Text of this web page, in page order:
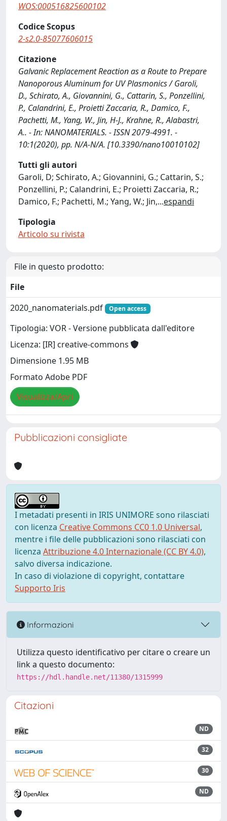
WOS:000516825600102
Codice Scopus
2-s2.0-85077606015
Citazione
Galvanic Replacement Reaction as a Route to Prepare
Nanoporous Aluminum for UV Plasmonics / Garoli,
D., Schirato, A., Giovannini, G., Cattarin, S., Ponzellini,
P., Calandrini, E., Proietti Zaccaria, R., Damico, F.,
Pachetti, M., Yang, W., Jin, H-J., Krahne, R., Alabastri,
A.. - In: NANOMATERIALS. - ISSN 2079-4991. -
10:1(2020), pp. N/A-N/A. [10.3390/nano10010102]
Tutti gli autori
Garoli, D; Schirato, A.; Giovannini, G.; Cattarin, S.;
Ponzellini, P.; Calandrini, E.; Proietti Zaccaria, R.;
Damico, F.; Pachetti, M.; Yang, W.; Jin,...espandi
Tipologia
Articolo su rivista
File in questo prodotto:
File
2020_nanomaterials.pdf
Open access
Tipologia: VOR - Versione pubblicata dall'editore
Licenza: [IR] creative-commons
Dimensione 1.95 MB
Formato Adobe PDF
Visualizza/Apri
Pubblicazioni consigliate
I metadati presenti in IRIS UNIMORE sono rilasciati
con licenza Creative Commons CC0 1.0 Universal,
mentre i file delle pubblicazioni sono rilasciati con
licenza Attribuzione 4.0 Internazionale (CC BY 4.0),
salvo diversa indicazione.
In caso di violazione di copyright, contattare
Supporto Iris
Informazioni
Utilizza questo identificativo per citare o creare un
link a questo documento:
https://hdl.handle.net/11380/1315999
Citazioni
ND
32
30
ND